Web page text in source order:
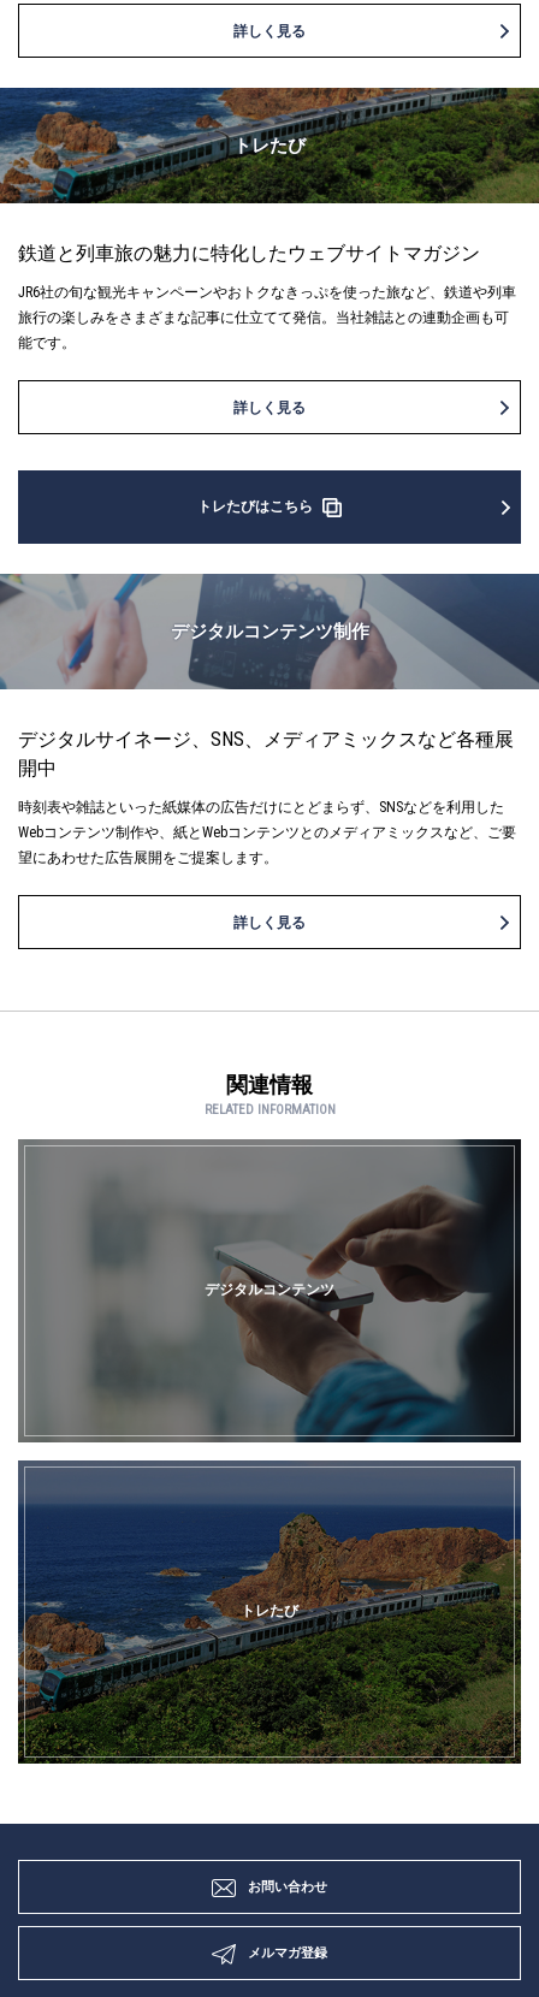
詳しく見る
トレたび
鉄道と列車旅の魅力に特化したウェブサイトマガジン
JR6社の旬な観光キャンペーンやおトクなきっぷを使った旅など、鉄道や列車
旅行の楽しみをさまざまな記事に仕立てて発信。当社雑誌との連動企画も可
能です。
詳しく見る
トレたびはこちら
デジタルコンテンツ制作
デジタルサイネージ、SNS、メディアミックスなど各種展
開中
時刻表や雑誌といった紙媒体の広告だけにとどまらず、SNSなどを利用した
Webコンテンツ制作や、紙とWebコンテンツとのメディアミックスなど、ご要
望にあわせた広告展開をご提案します。
詳しく見る
関連情報
RELATED INFORMATION
デジタルコンテンツ
トレたび
お問い合わせ
メルマガ登録